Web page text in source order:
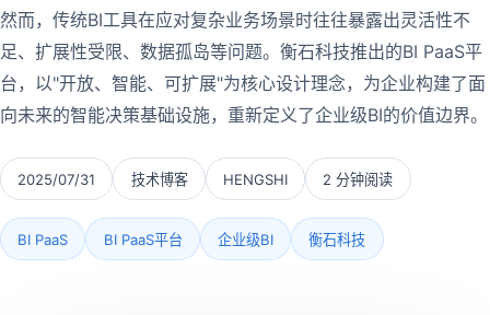
然而，传统BI工具在应对复杂业务场景时往往暴露出灵活性不
足、扩展性受限、数据孤岛等问题。衡石科技推出的BI PaaS平
台，以"开放、智能、可扩展"为核心设计理念，为企业构建了面
向未来的智能决策基础设施，重新定义了企业级BI的价值边界。
2025/07/31 技术博客 HENGSHI 2 分钟阅读
BI PaaS BI PaaS平台 企业级BI 衡石科技